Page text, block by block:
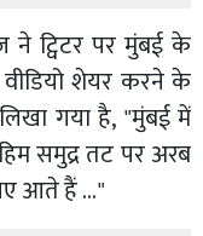
ट्विटर पर मुंबई के
वीडियो शेयर करने के
गया है, "मुंबई में
समुद्र तट पर अरब
आते हैं ..."